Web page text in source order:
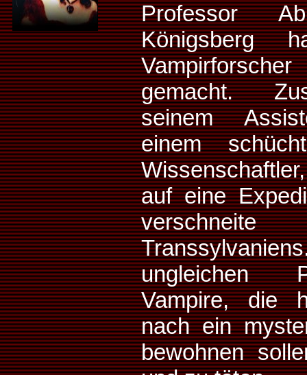
Professor
Königsberg
gemacht.
seinem
einem
auf eine
ungleichen
Vampire, die
nach ein
bewohnen